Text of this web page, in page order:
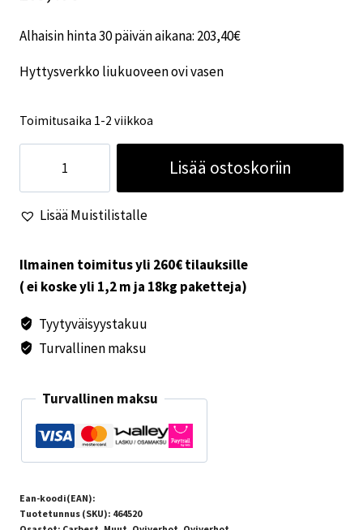
Alhaisin hinta 30 päivän aikana: 203,40€
Hyttysverkko liukuoveen ovi vasen
Toimitusaika 1-2 viikkoa
liukuoveen
ovi
vasen
Lisää ostoskoriin
Lisää Muistilistalle
Ilmainen toimitus yli 260€ tilauksille
( ei koske yli 1,2 m ja 18kg paketteja)
Tyytyväisyystakuu
Turvallinen maksu
Turvallinen maksu
Ean-koodi(EAN):
Tuotetunnus (SKU): 464520